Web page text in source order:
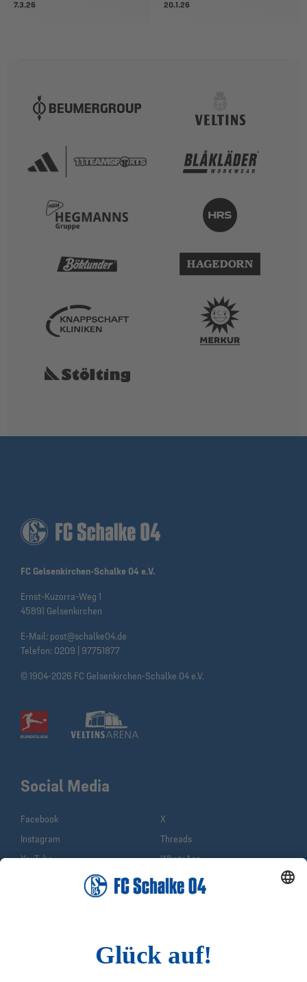
7.3.26
20.1.26
FC Gelsenkirchen-Schalke 04 e.V.
Ernst-Kuzorra-Weg 1
45891 Gelsenkirchen
E-Mail: post@schalke04.de
Telefon: 0209 | 97751877
© 1904-2026 FC Gelsenkirchen-Schalke 04 e.V.
Social Media
Facebook
X
Instagram
Threads
YouTube
WhatsApp
Sina Weibo